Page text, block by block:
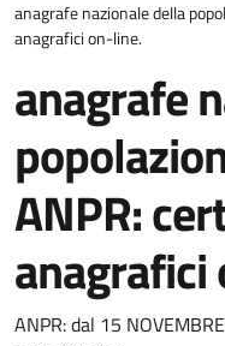
anagrafe nazionale della
anagrafici on-line.
anagrafe
ANPR:
anagrafici
ANPR: dal 15